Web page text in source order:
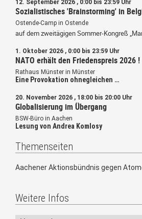
12. September 2026 , 0:00 bis 23:59 Uhr
Sozialistisches 'Brainstorming' in
Ostende-Camp in Ostende
auf dem zweitägigen Sommer-Kongreß
1. Oktober 2026 , 0:00 bis 23:59 Uhr
NATO erhält den Friedenspreis 2026 !
Rathaus Münster in Münster
Eine Provokation ohnegleichen …
20. November 2026 , 18:00 bis 20:00 Uhr
Globalisierung im Übergang
BSW-Büro in Aachen
Lesung von Andrea Komlosy
Themenseiten
Aachener Aktionsbündnis gegen
Weitere Infos